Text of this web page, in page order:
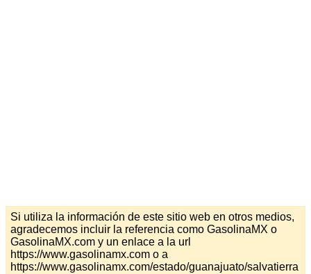
Si utiliza la información de este sitio web en otros medios,
agradecemos incluir la referencia como GasolinaMX o
GasolinaMX.com y un enlace a la url
https://www.gasolinamx.com o a
https://www.gasolinamx.com/estado/guanajuato/salvatierra